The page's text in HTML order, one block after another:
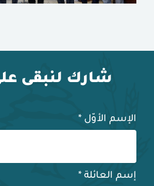
شارك لنبقى
الإسم الأوّل *
إسم العائلة *